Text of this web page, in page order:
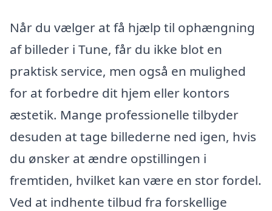
Når du vælger at få hjælp til ophængning
af billeder i Tune, får du ikke blot en
praktisk service, men også en mulighed
for at forbedre dit hjem eller kontors
æstetik. Mange professionelle tilbyder
desuden at tage billederne ned igen, hvis
du ønsker at ændre opstillingen i
fremtiden, hvilket kan være en stor fordel.
Ved at indhente tilbud fra forskellige